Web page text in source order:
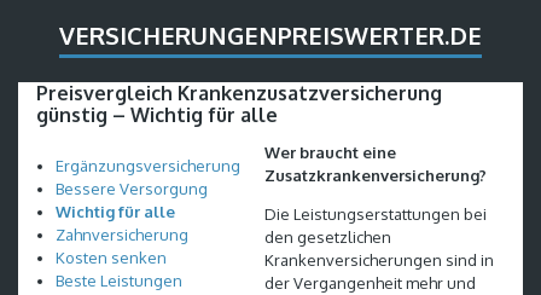
VERSICHERUNGENPREISWERTER.DE
Preisvergleich Krankenzusatzversicherung
günstig – Wichtig für alle
Ergänzungsversicherung
Bessere Versorgung
Wichtig für alle
Zahnversicherung
Kosten senken
Beste Leistungen
Wer braucht eine
Zusatzkrankenversicherung?
Die Leistungserstattungen bei
den gesetzlichen
Krankenversicherungen sind in
der Vergangenheit mehr und